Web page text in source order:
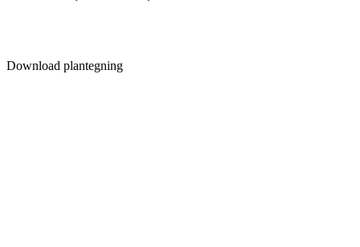
Download plantegning